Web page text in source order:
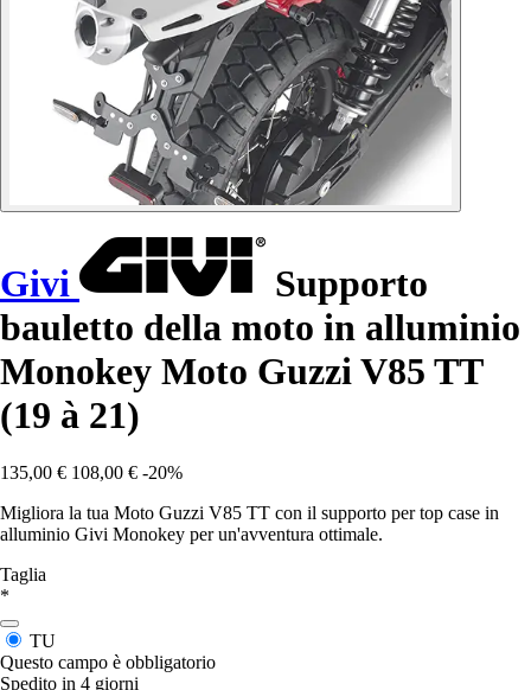
Givi
Supporto
bauletto della moto in alluminio
Monokey Moto Guzzi V85 TT
(19 à 21)
135,00 € 108,00 € -20%
Migliora la tua Moto Guzzi V85 TT con il supporto per top case in
alluminio Givi Monokey per un'avventura ottimale.
Taglia
*
TU
Questo campo è obbligatorio
Spedito in 4 giorni